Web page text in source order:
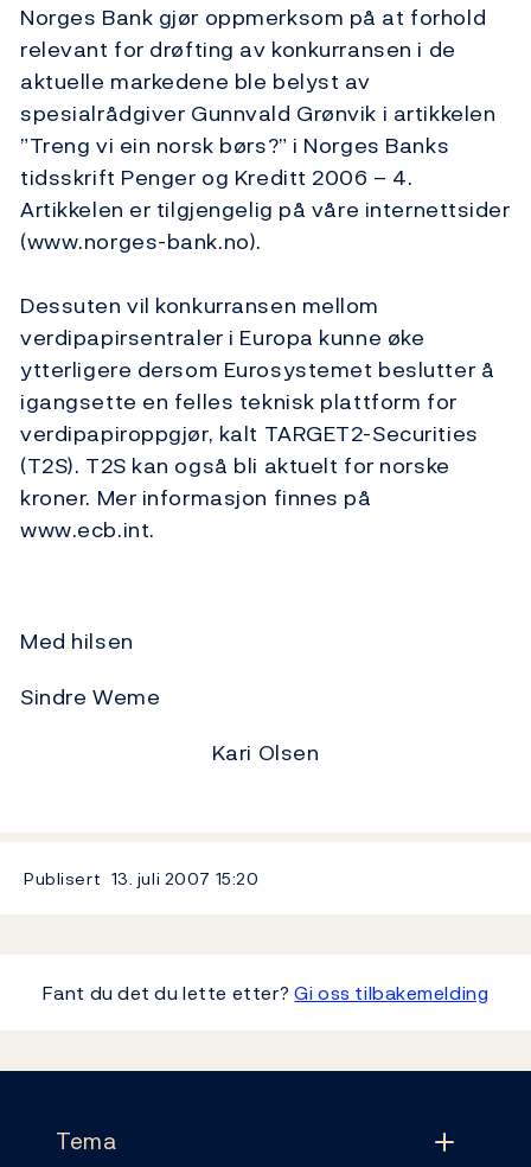
Norges Bank gjør oppmerksom på at forhold
relevant for drøfting av konkurransen i de
aktuelle markedene ble belyst av
spesialrådgiver Gunnvald Grønvik i artikkelen
”Treng vi ein norsk børs?” i Norges Banks
tidsskrift Penger og Kreditt 2006 – 4.
Artikkelen er tilgjengelig på våre internettsider
(www.norges-bank.no).
Dessuten vil konkurransen mellom
verdipapirsentraler i Europa kunne øke
ytterligere dersom Eurosystemet beslutter å
igangsette en felles teknisk plattform for
verdipapiroppgjør, kalt TARGET2-Securities
(T2S). T2S kan også bli aktuelt for norske
kroner. Mer informasjon finnes på
www.ecb.int.
Med hilsen
Sindre Weme
Kari Olsen
Publisert 13. juli 2007 15:20
Fant du det du lette etter?Gi oss tilbakemelding
Tema